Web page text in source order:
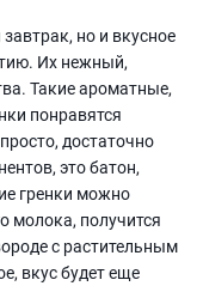
но и вкусное
Их нежный,
Такие ароматные,
понравятся
достаточно
это батон,
гренки можно
молока, получится
с растительным
вкус будет еще